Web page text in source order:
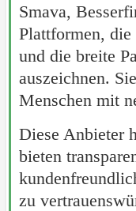
Smava,
Plattformen,
und die breite
auszeichnen.
Menschen mit
Diese Anbieter
bieten
zu